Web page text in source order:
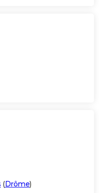
(Drôme)